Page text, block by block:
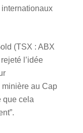
(TSX : ABX
l’idée
minière au Cap
que cela